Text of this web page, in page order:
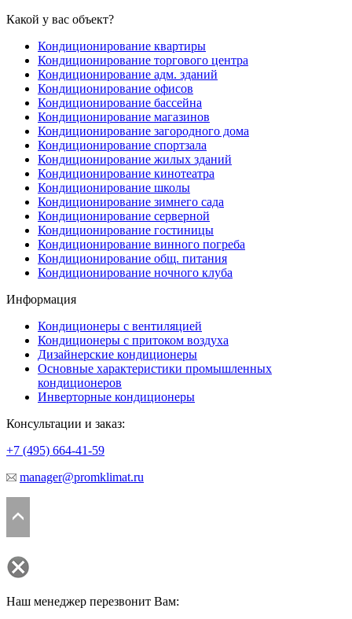
Какой у вас объект?
Кондиционирование квартиры
Кондиционирование торгового центра
Кондиционирование адм. зданий
Кондиционирование офисов
Кондиционирование бассейна
Кондиционирование магазинов
Кондиционирование загородного дома
Кондиционирование спортзала
Кондиционирование жилых зданий
Кондиционирование кинотеатра
Кондиционирование школы
Кондиционирование зимнего сада
Кондиционирование серверной
Кондиционирование гостиницы
Кондиционирование винного погреба
Кондиционирование общ. питания
Кондиционирование ночного клуба
Информация
Кондиционеры с вентиляцией
Кондиционеры с притоком воздуха
Дизайнерские кондиционеры
Основные характеристики промышленных
кондиционеров
Инверторные кондиционеры
Консультации и заказ:
+7 (495) 664-41-59
manager@promklimat.ru
Наш менеджер перезвонит Вам: